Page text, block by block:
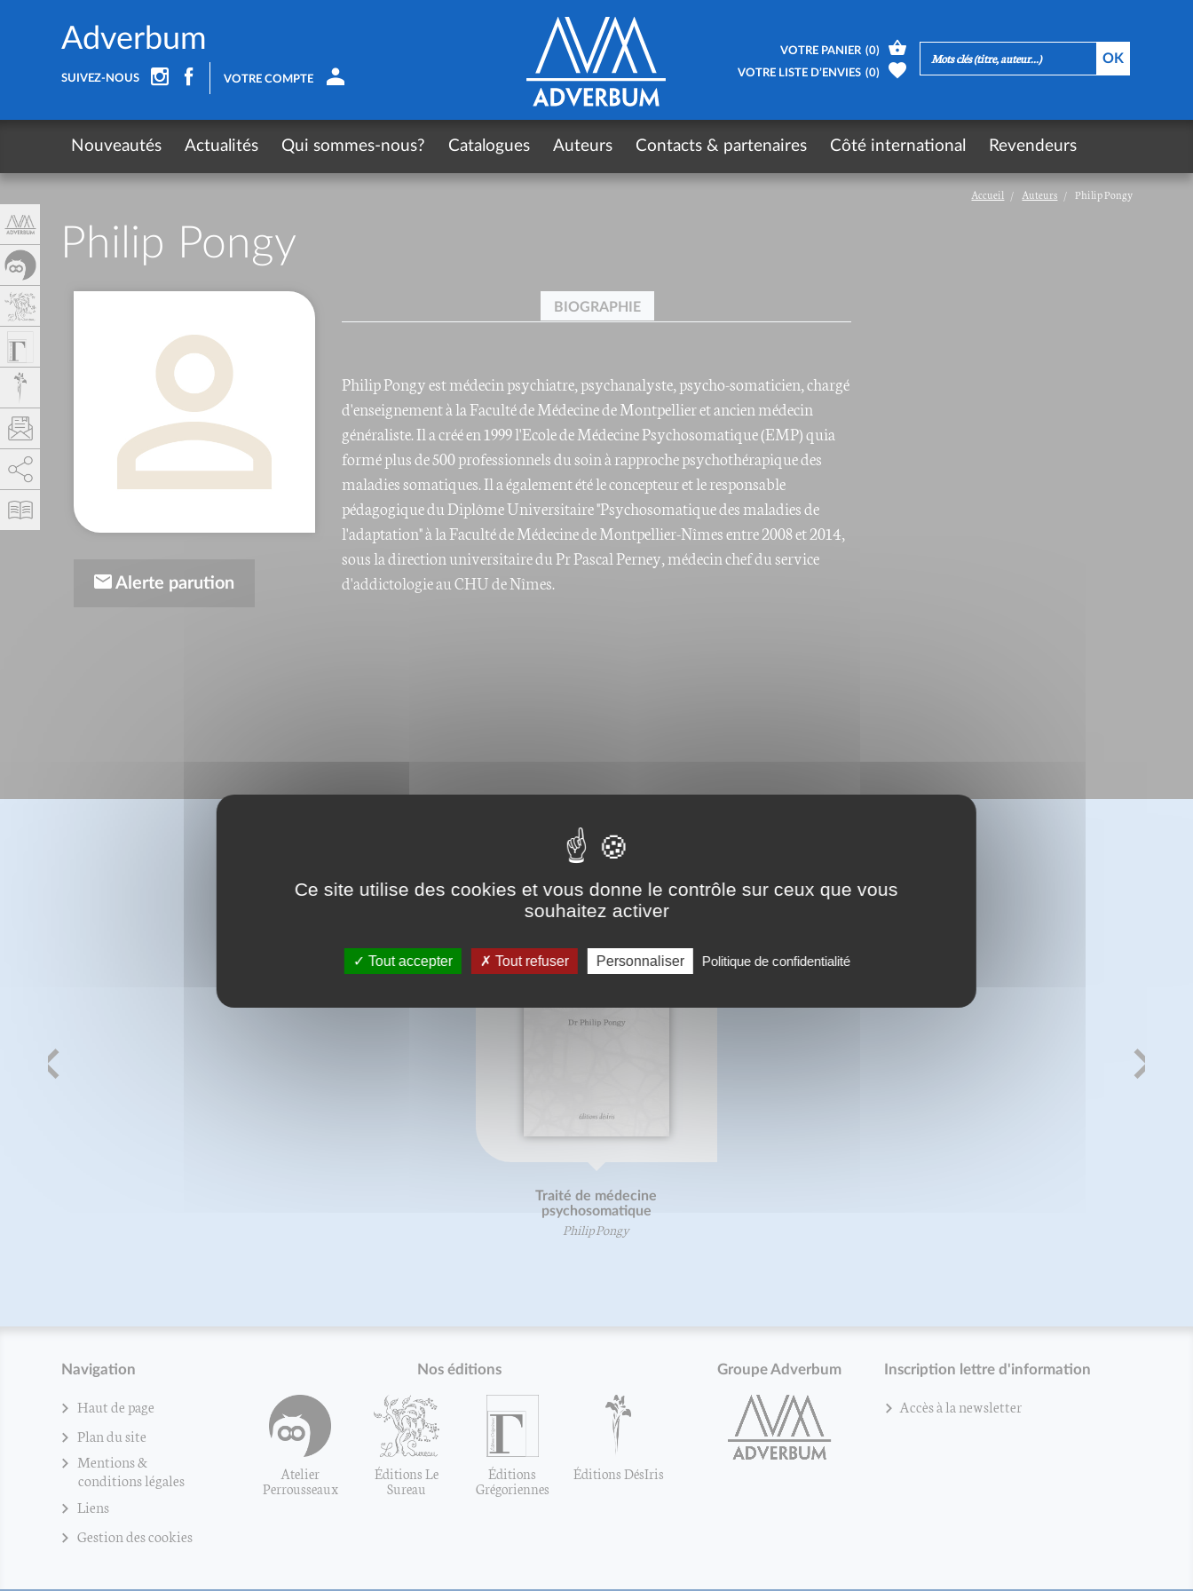
Accueil Auteurs Philip Pongy
Philip Pongy
Alerte parution
BIOGRAPHIE
Philip Pongy est médecin psychiatre, psychanalyste, psycho-somaticien, chargé
d'enseignement à la Faculté de Médecine de Montpellier et ancien médecin
généraliste. Il a créé en 1999 l'Ecole de Médecine Psychosomatique (EMP) quia
formé plus de 500 professionnels du soin à rapproche psychothérapique des
maladies somatiques. Il a également été le concepteur et le responsable
pédagogique du Diplôme Universitaire "Psychosomatique des maladies de
l'adaptation" à la Faculté de Médecine de Montpellier-Nîmes entre 2008 et 2014,
sous la direction universitaire du Pr Pascal Perney, médecin chef du service
d'addictologie au CHU de Nîmes.
BIBLIOGRAPHIE
Traité de médecine
psychosomatique
Philip Pongy
Navigation
Haut de page
Plan du site
Mentions &
conditions légales
Liens
Gestion des cookies
Nos éditions
Atelier
Perrousseaux
Éditions Le
Sureau
Éditions
Grégoriennes
Éditions DésIris
Groupe Adverbum Inscription lettre d'information
Accès à la newsletter
Adverbum
SUIVEZ-NOUS VOTRE COMPTE
VOTRE PANIER (0)
VOTRE LISTE D’ENVIES (0)
Nouveautés Actualités Qui sommes-nous? Catalogues Auteurs Contacts & partenaires Côté international Revendeurs
Ce site utilise des cookies et vous donne le contrôle sur ceux que vous
souhaitez activer
Tout accepter Tout refuser Personnaliser Politique de confidentialité